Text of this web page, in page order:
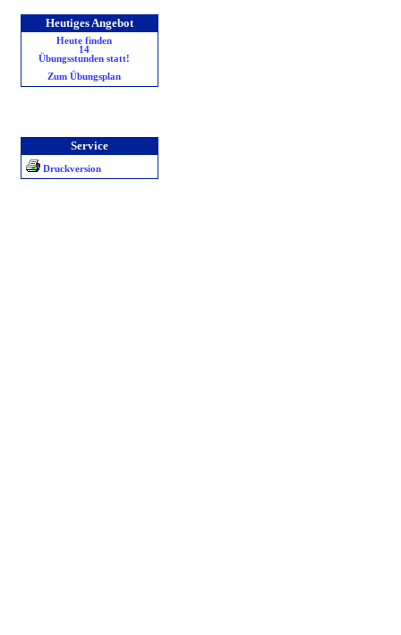
Heutiges Angebot
Heute finden
14
Übungsstunden statt!
Zum Übungsplan
Service
Druckversion